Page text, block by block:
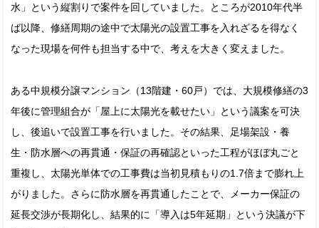
水」という縦割りで案件を回していました。ところが2010年代半
ば以降、修繕周期の途中で太陽光の設置工事を入れざるを得なく
なった現場を何件も担当する中で、考えを大きく変えました。
ある中規模分譲マンション（13階建・60戸）では、大規模修繕の3
年後に管理組合が「屋上に太陽光を載せたい」という議案を可決
し、後追いで設置工事を行いました。その結果、足場架設・養
生・防水層への再貫通・保証の再確認といった工程がほぼ丸ごと
重複し、太陽光単体での工事費は当初見積もりの1.7倍まで膨れ上
がりました。さらに防水層を再貫通したことで、メーカー保証の
延長交渉が長期化し、結果的に「導入は5年延期」という決議が下